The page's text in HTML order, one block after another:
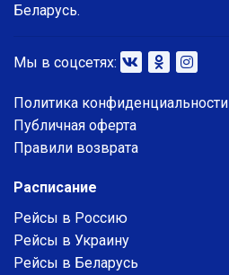
Беларусь.
Мы в соцсетях:
Политика конфиденциальности
Публичная оферта
Правили возврата
Расписание
Рейсы в Россию
Рейсы в Украину
Рейсы в Беларусь